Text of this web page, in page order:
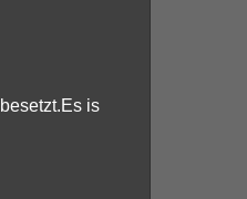
is